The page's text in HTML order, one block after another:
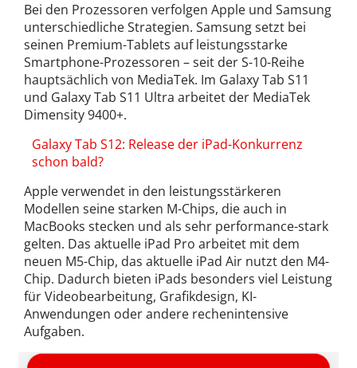
Bei den Prozessoren verfolgen Apple und Samsung
unterschiedliche Strategien. Samsung setzt bei
seinen Premium-Tablets auf leistungsstarke
Smartphone-Prozessoren – seit der S-10-Reihe
hauptsächlich von MediaTek. Im Galaxy Tab S11
und Galaxy Tab S11 Ultra arbeitet der MediaTek
Dimensity 9400+.
Galaxy Tab S12: Release der iPad-Konkurrenz
schon bald?
Apple verwendet in den leistungsstärkeren
Modellen seine starken M-Chips, die auch in
MacBooks stecken und als sehr performance-stark
gelten. Das aktuelle iPad Pro arbeitet mit dem
neuen M5-Chip, das aktuelle iPad Air nutzt den M4-
Chip. Dadurch bieten iPads besonders viel Leistung
für Videobearbeitung, Grafikdesign, KI-
Anwendungen oder andere rechenintensive
Aufgaben.